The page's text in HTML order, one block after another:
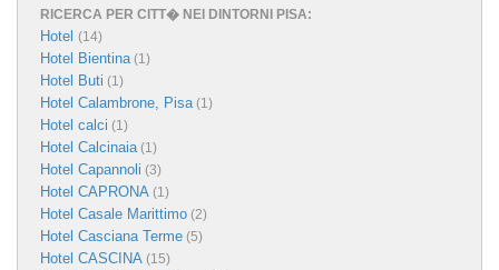
RICERCA PER CITT� NEI DINTORNI PISA:
Hotel (14)
Hotel Bientina(1)
Hotel Buti (1)
Hotel Calambrone, Pisa(1)
Hotel calci (1)
Hotel Calcinaia(1)
Hotel Capannoli (3)
Hotel CAPRONA (1)
Hotel Casale Marittimo (2)
Hotel Casciana Terme (5)
Hotel CASCINA (15)